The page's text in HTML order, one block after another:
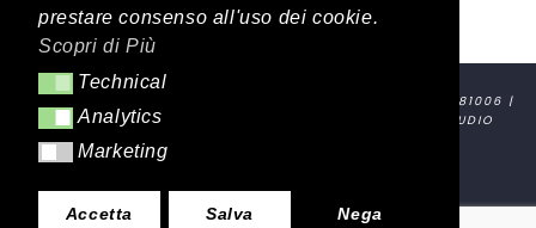
prestare consenso all'uso dei cookie.
Scopri di Più
TECHNICAL
Technical
ANALYTICS
Analytics
MARKETING
Marketing
Accetta Salva Nega
SURYA MAHAL SNC DI FEDELI ROMINA & C. | P.IVA: 03881181006 |
REALIZZAZIONE SITI WEB
SLOGAN STUDIO